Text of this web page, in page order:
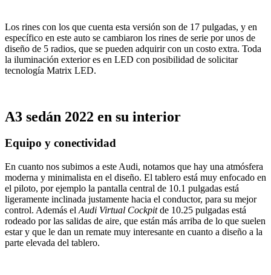
Los rines con los que cuenta esta versión son de 17 pulgadas, y en
específico en este auto se cambiaron los rines de serie por unos de
diseño de 5 radios, que se pueden adquirir con un costo extra. Toda
la iluminación exterior es en LED con posibilidad de solicitar
tecnología Matrix LED.
A3 sedán 2022 en su interior
Equipo y conectividad
En cuanto nos subimos a este Audi, notamos que hay una atmósfera
moderna y minimalista en el diseño. El tablero está muy enfocado en
el piloto, por ejemplo la pantalla central de 10.1 pulgadas está
ligeramente inclinada justamente hacia el conductor, para su mejor
control. Además el Audi Virtual Cockpitde 10.25 pulgadas está
rodeado por las salidas de aire, que están más arriba de lo que suelen
estar y que le dan un remate muy interesante en cuanto a diseño a la
parte elevada del tablero.